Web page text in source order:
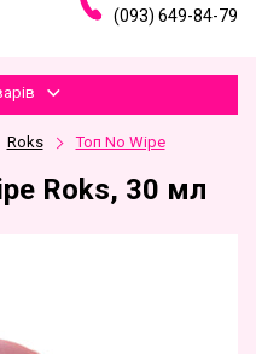
(093) 649-84-79
Roks Топ No Wipe
Roks, 30 мл